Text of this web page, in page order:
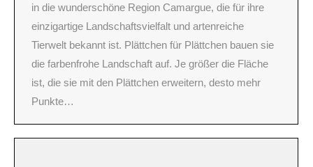
in die wunderschöne Region Camargue, die für ihre
einzigartige Landschaftsvielfalt und artenreiche
Tierwelt bekannt ist. Plättchen für Plättchen bauen sie
die farbenfrohe Landschaft auf. Je größer die Fläche
ist, die sie mit den Plättchen erweitern, desto mehr
Punkte…